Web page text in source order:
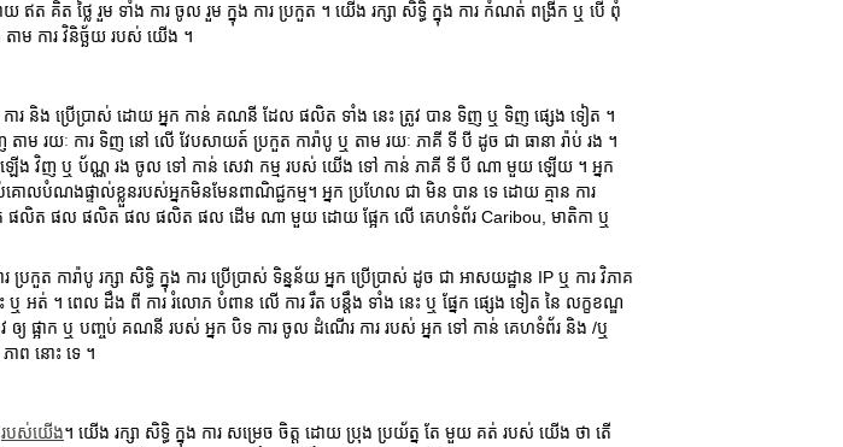
គិត ថ្លៃ រួម ទាំង ការ ចូល រួម ក្នុង ការ ប្រកួត ។ យើង រក្សា សិទ្ធិ ក្នុង ការ កំណត់ ពង្រីក ឬ បើ ពុំ
ាម ការ វិនិច្ឆ័យ របស់ យើង ។
និង ប្រើប្រាស់ ដោយ អ្នក កាន់ គណនី ដែល ផលិត ទាំង នេះ ត្រូវ បាន ទិញ ឬ ទិញ ផ្សេង ទៀត ។
តាម រយៈ ការ ទិញ នៅ លើ វែបសាយត៍ ប្រកួត ការ៉ាបូ ឬ តាម រយៈ ភាគី ទី បី ដូច ជា ធានា រ៉ាប់ រង ។
ក់ ឡើង វិញ ឬ ប័ណ្ណ រង ចូល ទៅ កាន់ សេវា កម្ម របស់ យើង ទៅ កាន់ ភាគី ទី បី ណា មួយ ឡើយ ។ អ្នក
លបំណងផ្ទាល់ខ្លួនរបស់អ្នកមិនមែនពាណិជ្ជកម្ម។ អ្នក ប្រហែល ជា មិន បាន ទេ ដោយ គ្មាន ការ
ត ផលិត ផល ផលិត ផល ផលិត ផល ដើម ណា មួយ ដោយ ផ្អែក លើ គេហទំព័រ Caribou, មាតិកា ឬ
កួត ការ៉ាបូ រក្សា សិទ្ធិ ក្នុង ការ ប្រើប្រាស់ ទិន្នន័យ អ្នក ប្រើប្រាស់ ដូច ជា អាសយដ្ឋាន IP ឬ ការ វិភាគ
អត់ ។ ពេល ដឹង ពី ការ រំលោភ បំពាន លើ ការ រឹត បន្តឹង ទាំង នេះ ឬ ផ្នែក ផ្សេង ទៀត នៃ លក្ខខណ្ឌ
វ ឲ្យ ផ្អាក ឬ បញ្ចប់ គណនី របស់ អ្នក បិទ ការ ចូល ដំណើរ ការ របស់ អ្នក ទៅ កាន់ គេហទំព័រ និង /ឬ
ាព នោះ ទេ ។
របស់យើង។ យើង រក្សា សិទ្ធិ ក្នុង ការ សម្រេច ចិត្ត ដោយ ប្រុង ប្រយ័ត្ន តែ មួយ គត់ របស់ យើង ថា តើ